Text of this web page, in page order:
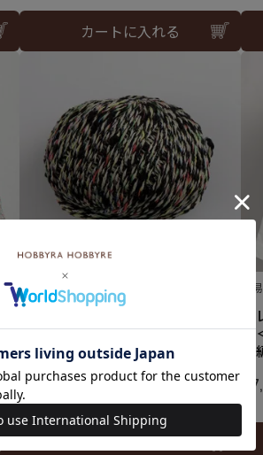
カートに入れる
コットンプリズム col.04BL
カートに入れる
難
ー